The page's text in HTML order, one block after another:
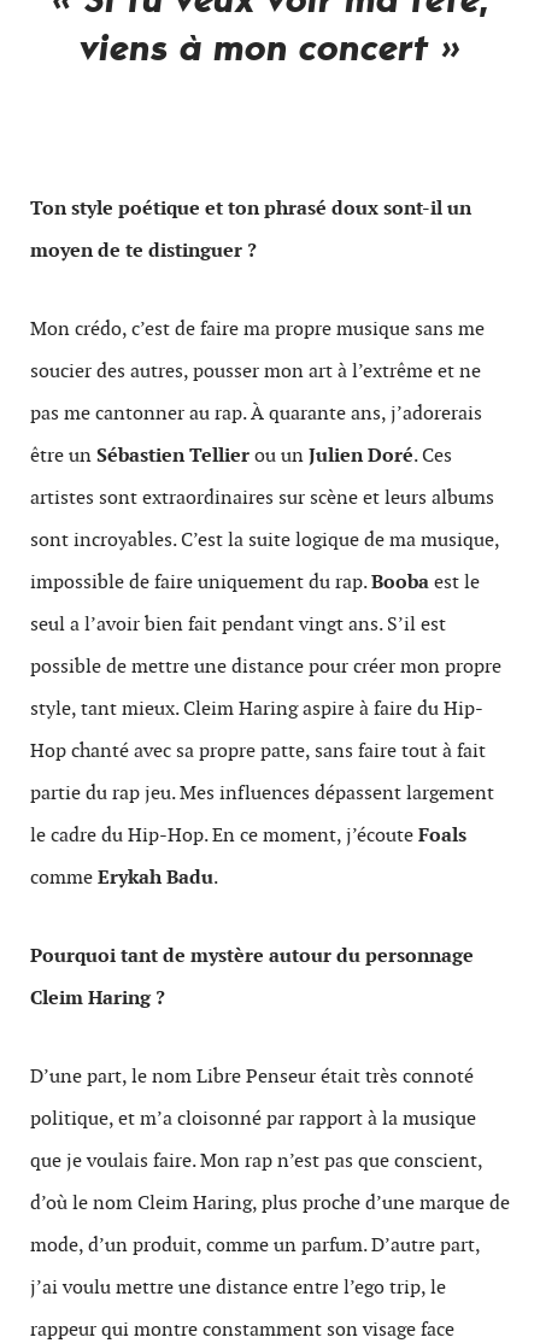
viens à mon concert »
Ton style poétique et ton phrasé doux sont-il un
moyen de te distinguer ?
Mon crédo, c’est de faire ma propre musique sans me
soucier des autres, pousser mon art à l’extrême et ne
pas me cantonner au rap. À quarante ans, j’adorerais
être unSébastien Tellierou unJulien Doré. Ces
artistes sont extraordinaires sur scène et leurs albums
sont incroyables. C’est la suite logique de ma musique,
impossible de faire uniquement du rap.Boobaest le
seul a l’avoir bien fait pendant vingt ans. S’il est
possible de mettre une distance pour créer mon propre
style, tant mieux. Cleim Haring aspire à faire du Hip-
Hop chanté avec sa propre patte, sans faire tout à fait
partie du rap jeu. Mes influences dépassent largement
le cadre du Hip-Hop. En ce moment, j’écouteFoals
commeErykah Badu.
Pourquoi tant de mystère autour du personnage
Cleim Haring ?
D’une part, le nom Libre Penseur était très connoté
politique, et m’a cloisonné par rapport à la musique
que je voulais faire. Mon rap n’est pas que conscient,
d’où le nom Cleim Haring, plus proche d’une marque de
mode, d’un produit, comme un parfum. D’autre part,
j’ai voulu mettre une distance entre l’ego trip, le
rappeur qui montre constamment son visage face